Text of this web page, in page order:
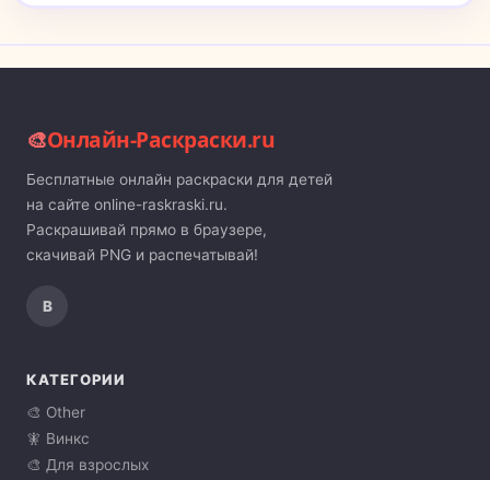
🎨Онлайн-Раскраски.ru
Бесплатные онлайн раскраски для детей
на сайте online-raskraski.ru.
Раскрашивай прямо в браузере,
скачивай PNG и распечатывай!
В
КАТЕГОРИИ
🎨 Other
🧚 Винкс
🎨 Для взрослых